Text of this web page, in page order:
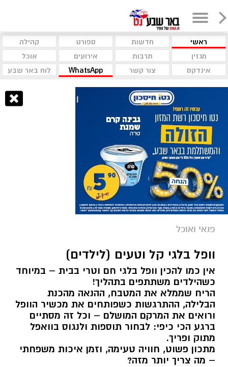
ראשי חדשות ספורט
קהילה
מגזין
תרבות אירועים
אוכל
אינדקס
צור קשר WhatsApp לוח באר שבע
פנאי ואוכל
וופל בלגי קל וטעים (לילדים)
אין כמו להכין וופל בלגי חם וטרי בבית – במיוחד
כשהילדים משתתפים בתהליך!
הריח שממלא את המטבח, ההנאה מהכנת
הבלילה, ההתרגשות כשפותחים את מכשיר הוופל
ורואים את המרקם המושלם – וכל זה מסתיים
ברגע הכי כיפי: לבחור תוספות ולנגוס בוואפל
מתוק ופריך.
מתכון פשוט, חוויה טעימה, וזמן איכות משפחתי
– מה צריך יותר מזה?